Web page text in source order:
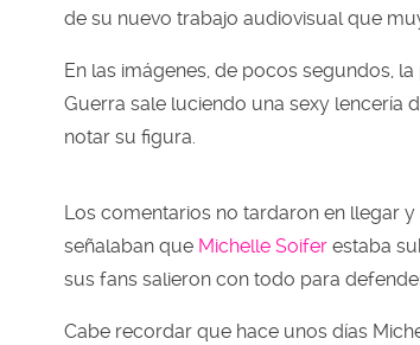
de su nuevo trabajo audiovisual que
En las imágenes, de pocos segundos,
Guerra sale luciendo una sexy lencería
notar su figura.
Los comentarios no tardaron en llegar
señalaban que Michelle Soifer estaba
sus fans salieron con todo para
Cabe recordar que hace unos días